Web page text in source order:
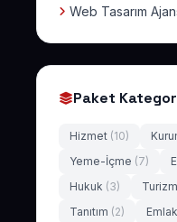
Web Tasarım
Paket
Hizmet (10)
Yeme-İçme (7)
Hukuk (3) Turizm
Tanıtım (2) Emlak